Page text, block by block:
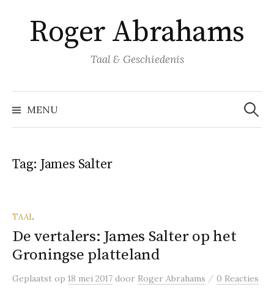
inhoud
springen
Roger Abrahams
Taal & Geschiedenis
MENU
Zoeken
naar:
Tag: James Salter
TAAL
De vertalers: James Salter op het
Groningse platteland
Geplaatst op 18 mei 2017 door Roger Abrahams / 0 Reacties